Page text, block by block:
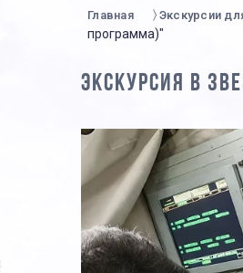
Главная Экскурсии
программа)"
ЭКСКУРСИЯ В